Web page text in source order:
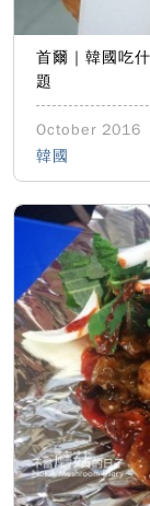
首爾｜韓國吃
題
October 2016
韓國